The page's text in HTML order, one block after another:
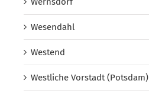
Wesendahl
Westend
Westliche Vorstadt (Potsdam)